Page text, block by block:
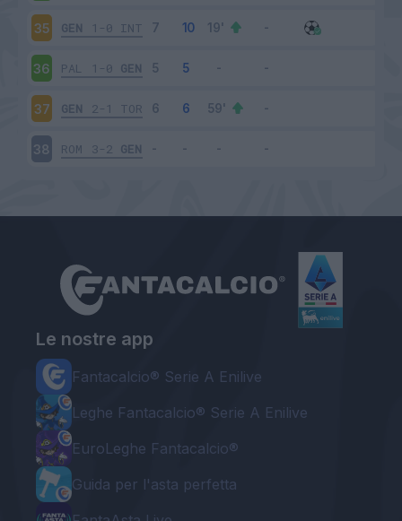
35 GEN 1-0 INT
36 PAL 1-0 GEN
37 GEN 2-1 TOR
38 ROM 3-2 GEN
Le nostre app
Fantacalcio® Serie A Enilive
Leghe Fantacalcio® Serie A Enilive
EuroLeghe Fantacalcio®
Guida per l'asta perfetta